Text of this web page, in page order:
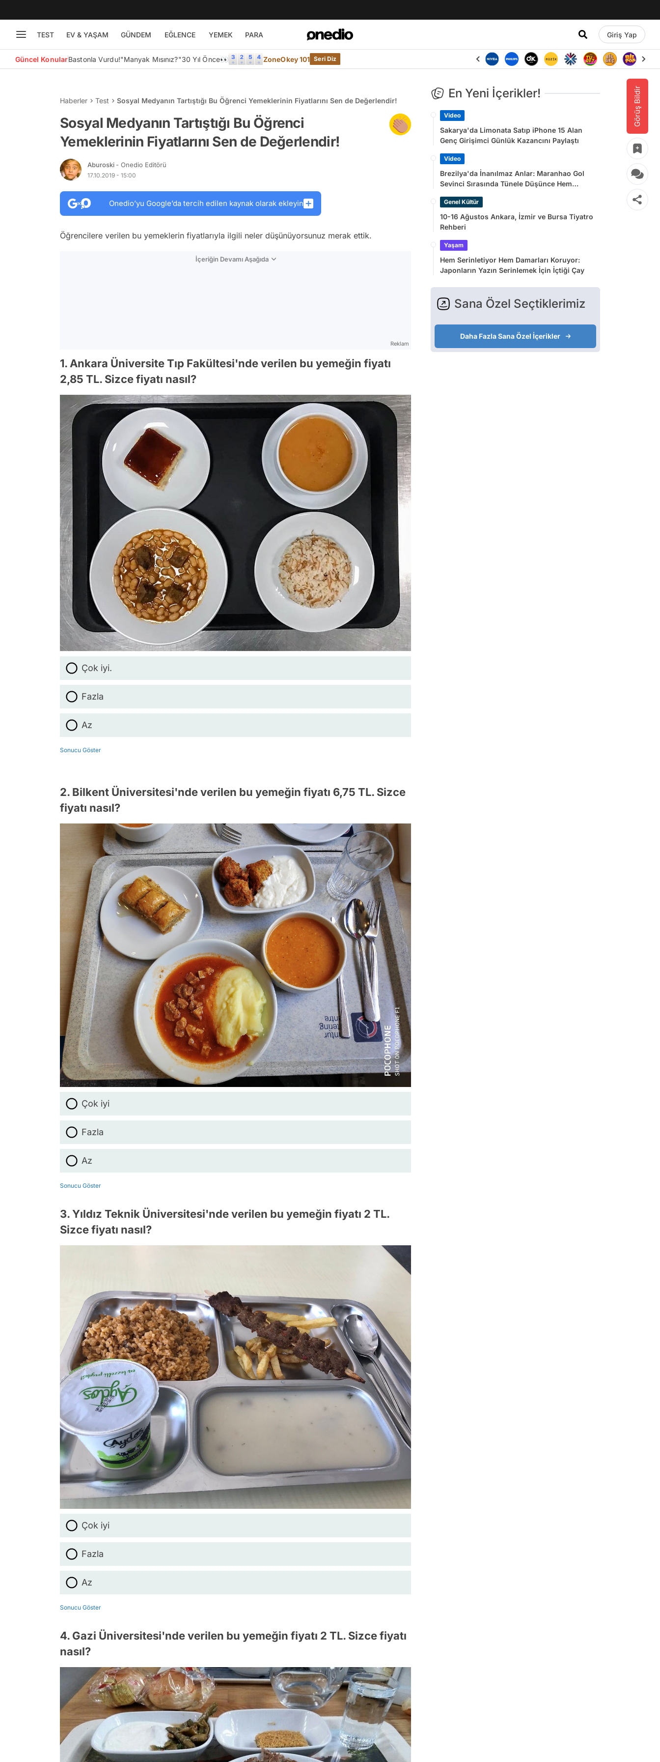
TEST EV & YAŞAM GÜNDEM EĞLENCE YEMEK PARA Giriş Yap
Güncel KonularBastonla Vurdu!"Manyak Mısınız?"30 Yıl Önce👀 ZoneOkey 101 Seri Diz
Görüş Bildir
Haberler Test Sosyal Medyanın Tartıştığı Bu Öğrenci Yemeklerinin Fiyatlarını Sen de Değerlendir!
Sosyal Medyanın Tartıştığı Bu Öğrenci
Yemeklerinin Fiyatlarını Sen de Değerlendir!
Aburoski - Onedio Editörü
17.10.2019 - 15:00
Onedio’yu Google’da tercih edilen kaynak olarak ekleyin
Öğrencilere verilen bu yemeklerin fiyatlarıyla ilgili neler düşünüyorsunuz merak ettik.
İçeriğin Devamı Aşağıda
Reklam
1. Ankara Üniversite Tıp Fakültesi'nde verilen bu yemeğin fiyatı
2,85 TL. Sizce fiyatı nasıl?
Çok iyi.
Fazla
Az
Sonucu Göster
2. Bilkent Üniversitesi'nde verilen bu yemeğin fiyatı 6,75 TL. Sizce
fiyatı nasıl?
Çok iyi
Fazla
Az
Sonucu Göster
3. Yıldız Teknik Üniversitesi'nde verilen bu yemeğin fiyatı 2 TL.
Sizce fiyatı nasıl?
Çok iyi
Fazla
Az
Sonucu Göster
4. Gazi Üniversitesi'nde verilen bu yemeğin fiyatı 2 TL. Sizce fiyatı
nasıl?
En Yeni İçerikler!
Video
Sakarya'da Limonata Satıp iPhone 15 Alan
Genç Girişimci Günlük Kazancını Paylaştı
Video
Brezilya'da İnanılmaz Anlar: Maranhao Gol
Sevinci Sırasında Tünele Düşünce Hem
Genel Kültür
10-16 Ağustos Ankara, İzmir ve Bursa Tiyatro
Rehberi
Yaşam
Hem Serinletiyor Hem Damarları Koruyor:
Japonların Yazın Serinlemek İçin İçtiği Çay
Sana Özel Seçtiklerimiz
Daha Fazla Sana Özel İçerikler